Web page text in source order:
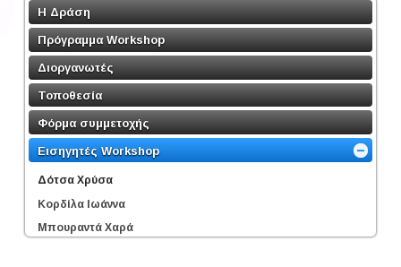
Η Δράση
Πρόγραμμα Workshop
Διοργανωτές
Τοποθεσία
Φόρμα συμμετοχής
Εισηγητές Workshop
Δότσα Χρύσα
Κορδίλα Ιωάννα
Μπουραντά Χαρά